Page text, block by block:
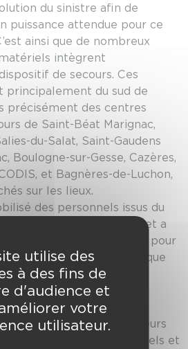
du sinistre afin de
puissance attendue pour ce
ainsi que de nombreux
intègrent
de secours. Ces
principalement du sud de
précisément des centres
de Saint-Béat Marignac,
du-Salat, Saint-Gaudens
Boulogne-sur-Gesse, Cazères,
et Bagnères-de-Luchon,
sur les lieux.
des personnels issus du
est et de la direction et a
des télépilotes de drone pour
sur le site, ainsi que
alimentaire pour la
le commandement du
a permis à tous les acteurs
leurs réflexes opérationnels et
utilise des
à des fins de
d'audience et
votre
utilisateur.